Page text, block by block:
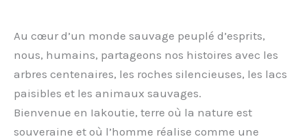
Au cœur d’un monde sauvage peuplé d’esprits,
nous, humains, partageons nos histoires avec les
arbres centenaires, les roches silencieuses, les lacs
paisibles et les animaux sauvages.
Bienvenue en Iakoutie, terre où la nature est
souveraine et où l’homme réalise comme une